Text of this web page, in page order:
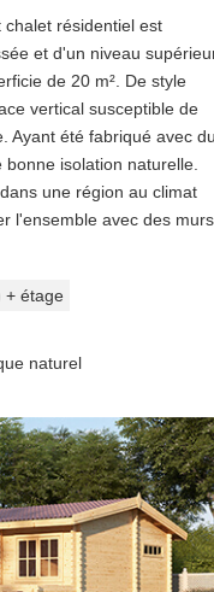
résidentiel est
et d'un niveau
de 20 m². De style
vertical susceptible de
Ayant été fabriqué avec du
isolation naturelle.
une région au climat
l'ensemble avec des murs
+ étage
naturel